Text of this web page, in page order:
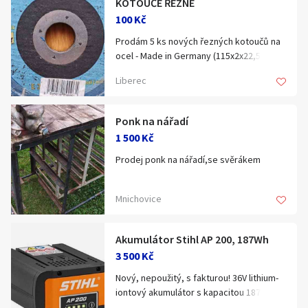
KOTOUČE ŘEZNÉ
100 Kč
Prodám 5 ks nových řezných kotoučů na
ocel - Made in Germany (115x2x22,5).
Liberec
Ponk na nářadí
1 500 Kč
Prodej ponk na nářadí,se svěrákem
Mnichovice
Akumulátor Stihl AP 200, 187Wh
3 500 Kč
Nový, nepoužitý, s fakturou! 36V lithium-
iontový akumulátor s kapacitou 187 Wh.
Km
Celá ČR
Hlavní město Praha
Jihočeský kraj
Jihomoravský kraj
Zobrazit všechny regiony
Klíčové slovo:
Neuvedeno
Lokalita:
Neuvedeno
Ráno Večer
E-mail
Souhlasím s personalizací nabídek, zasíláním